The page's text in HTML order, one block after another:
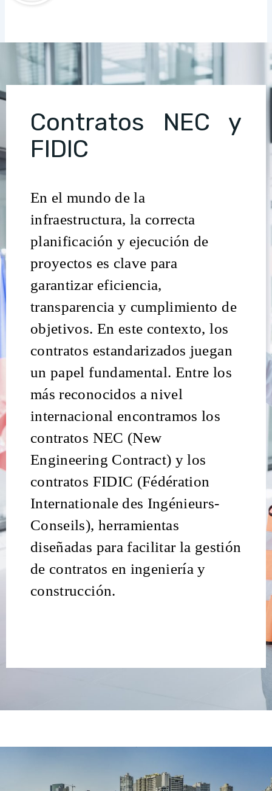
Contratos NEC y
FIDIC
En el mundo de la
infraestructura, la correcta
planificación y ejecución de
proyectos es clave para
garantizar eficiencia,
transparencia y cumplimiento de
objetivos. En este contexto, los
contratos estandarizados juegan
un papel fundamental. Entre los
más reconocidos a nivel
internacional encontramos los
contratos NEC (New
Engineering Contract) y los
contratos FIDIC (Fédération
Internationale des Ingénieurs-
Conseils), herramientas
diseñadas para facilitar la gestión
de contratos en ingeniería y
construcción.